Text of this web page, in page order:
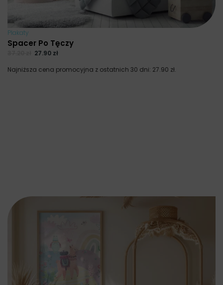
Plakaty
Spacer Po Tęczy
27.90 zł
Najniższa cena promocyjna z ostatnich 30 dni: 27.90 zł.